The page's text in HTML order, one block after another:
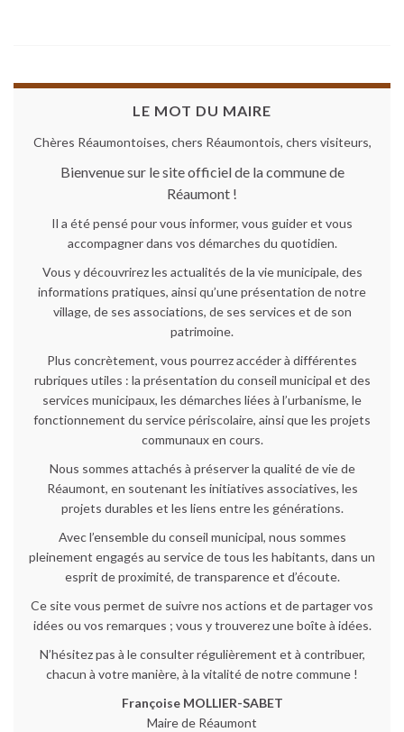
LE MOT DU MAIRE
Chères Réaumontoises, chers Réaumontois, chers visiteurs,
Bienvenue sur le site officiel de la commune de
Réaumont !
Il a été pensé pour vous informer, vous guider et vous
accompagner dans vos démarches du quotidien.
Vous y découvrirez les actualités de la vie municipale, des
informations pratiques, ainsi qu’une présentation de notre
village, de ses associations, de ses services et de son
patrimoine.
Plus concrètement, vous pourrez accéder à différentes
rubriques utiles : la présentation du conseil municipal et des
services municipaux, les démarches liées à l’urbanisme, le
fonctionnement du service périscolaire, ainsi que les projets
communaux en cours.
Nous sommes attachés à préserver la qualité de vie de
Réaumont, en soutenant les initiatives associatives, les
projets durables et les liens entre les générations.
Avec l’ensemble du conseil municipal, nous sommes
pleinement engagés au service de tous les habitants, dans un
esprit de proximité, de transparence et d’écoute.
Ce site vous permet de suivre nos actions et de partager vos
idées ou vos remarques ; vous y trouverez une boîte à idées.
N’hésitez pas à le consulter régulièrement et à contribuer,
chacun à votre manière, à la vitalité de notre commune !
Françoise MOLLIER-SABET
Maire de Réaumont